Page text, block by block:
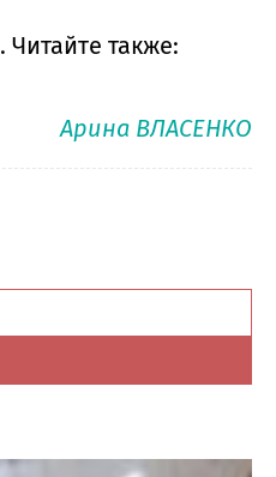
также:
Арина ВЛАСЕНКО